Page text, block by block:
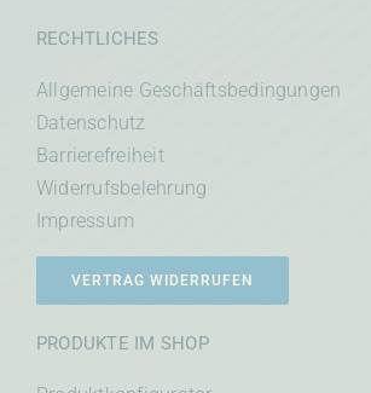
RECHTLICHES
Allgemeine Geschäftsbedingungen
Datenschutz
Barrierefreiheit
Widerrufsbelehrung
Impressum
VERTRAG WIDERRUFEN
PRODUKTE IM SHOP